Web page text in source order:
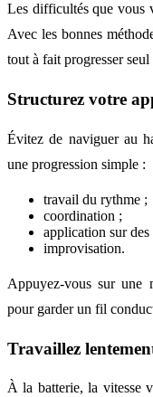
Les difficultés que vous
Avec les bonnes
tout à fait progresser
Structurez votre
Évitez de naviguer au
une progression simple :
travail du rythme ;
coordination ;
application sur des
improvisation.
Appuyez-vous sur une
pour garder un fil
Travaillez
À la batterie, la vitesse